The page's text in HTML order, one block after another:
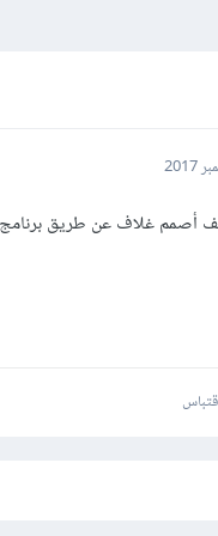
أصمم غلاف عن طريق برنامج